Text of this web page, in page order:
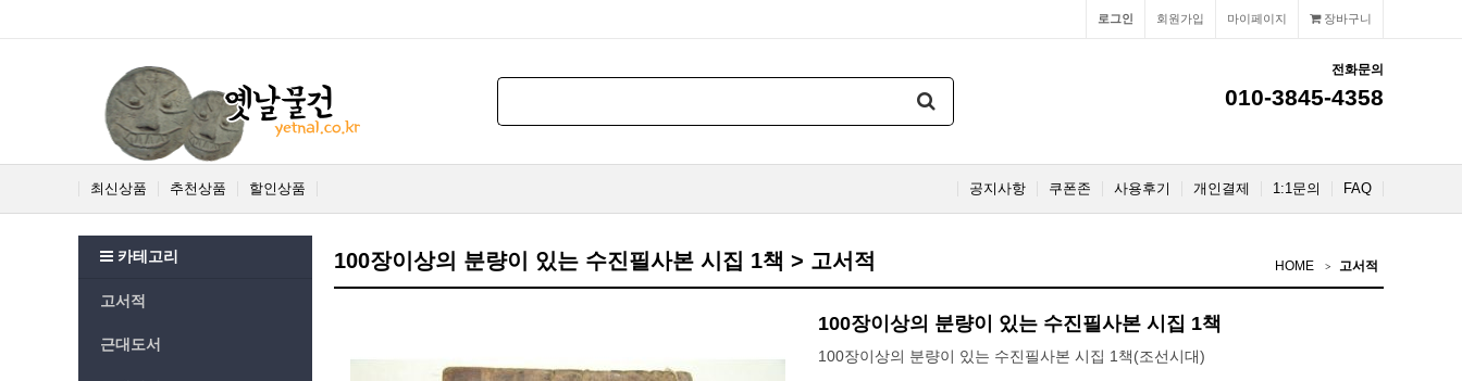
장바구니
마이페이지
회원가입
로그인
전화문의
010-3845-4358
최신상품 추천상품 할인상품 FAQ
1:1문의
개인결제
사용후기
쿠폰존
공지사항
카테고리
고서적
근대도서
100장이상의 분량이 있는 수진필사본 시집 1책 > 고서적 HOME 고서적
100장이상의 분량이 있는 수진필사본 시집 1책
100장이상의 분량이 있는 수진필사본 시집 1책(조선시대)